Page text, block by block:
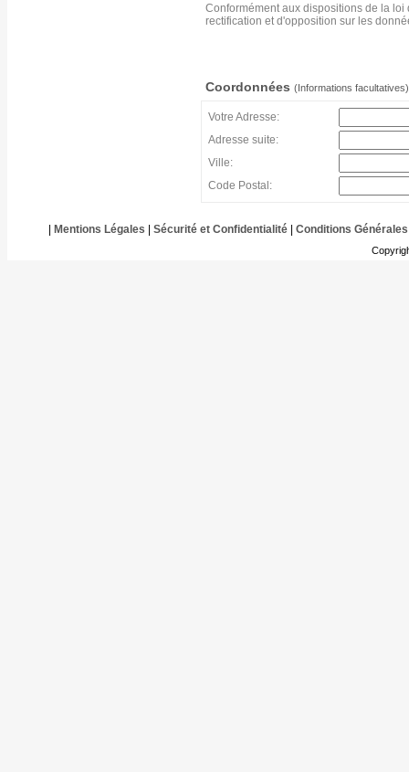
Conformément aux dispositions de la
rectification et d'opposition sur les
Coordonnées (Informations facultatives)
Votre Adresse:
Adresse suite:
Ville:
Code Postal:
Mentions Légales Sécurité et Confidentialité| Conditions Générales